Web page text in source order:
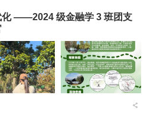
化 ——2024 级金融学 3 班团支